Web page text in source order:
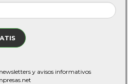
y avisos informativos